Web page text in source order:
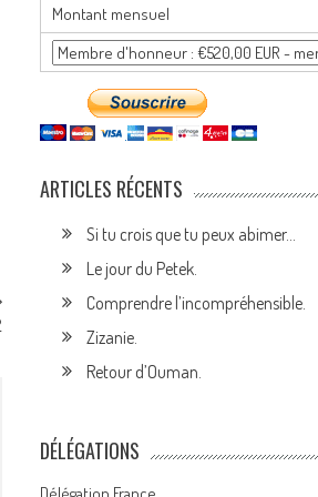
Montant mensuel
ARTICLES RÉCENTS
Si tu crois que tu peux abimer…
Le jour du Petek.
Comprendre l’incompréhensible.
Zizanie.
Retour d’Ouman.
DÉLÉGATIONS